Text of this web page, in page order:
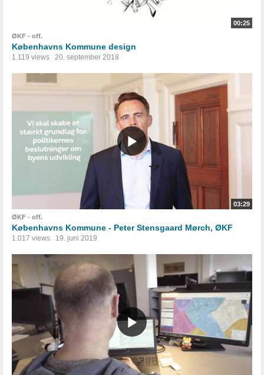
00:25
ØKF - off.
Københavns Kommune design
1.119 views 20. september 2018
03:29
ØKF - off.
Københavns Kommune - Peter Stensgaard Mørch, ØKF
1.017 views 19. juni 2019